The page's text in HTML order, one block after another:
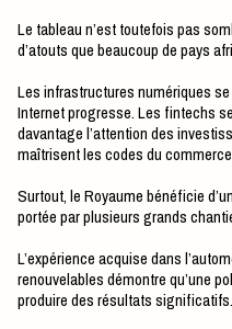
Le tableau n’est toutefois pas
d’atouts que beaucoup de pays
Les infrastructures numériques
Internet progresse. Les fintechs
davantage l’attention des
maîtrisent les codes du
Surtout, le Royaume bénéficie
portée par plusieurs grands
L’expérience acquise dans
renouvelables démontre qu’une
produire des résultats significatifs.